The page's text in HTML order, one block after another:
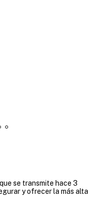
se transmite hace 3
y ofrecer la más alta